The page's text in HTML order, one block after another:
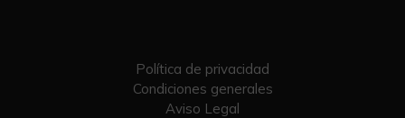
Política de privacidad
Condiciones generales
Aviso Legal